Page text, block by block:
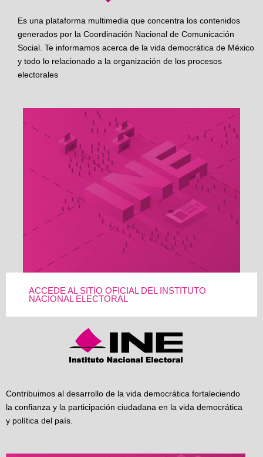
Es una plataforma multimedia que concentra los contenidos
generados por la Coordinación Nacional de Comunicación
Social. Te informamos acerca de la vida democrática de México
y todo lo relacionado a la organización de los procesos
electorales
ACCEDE AL SITIO OFICIAL DEL INSTITUTO
NACIONAL ELECTORAL
Contribuimos al desarrollo de la vida democrática fortaleciendo
la confianza y la participación ciudadana en la vida democrática
y política del país.